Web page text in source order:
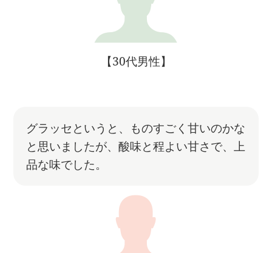
【30代男性】
グラッセというと、ものすごく甘いのかな
と思いましたが、酸味と程よい甘さで、上
品な味でした。